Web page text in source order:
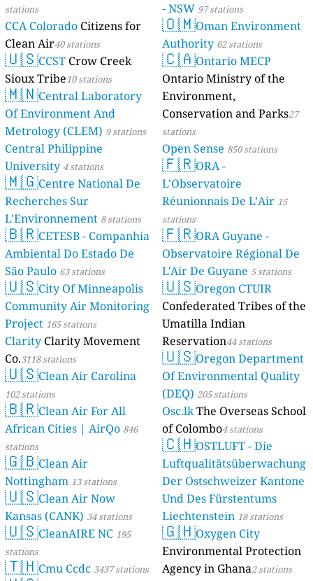
stations
CCA Colorado Citizens for
Clean Air40 stations
🇺🇸CCST Crow Creek
Sioux Tribe10 stations
🇲🇳Central Laboratory
Of Environment And
Metrology (CLEM) 9 stations
Central Philippine
University 4 stations
🇲🇬Centre National De
Recherches Sur
L'Environnement 8 stations
🇧🇷CETESB - Companhia
Ambiental Do Estado De
São Paulo 63 stations
🇺🇸City Of Minneapolis
Community Air Monitoring
Project 165 stations
Clarity Clarity Movement
Co.3118 stations
🇺🇸Clean Air Carolina
102 stations
🇧🇷Clean Air For All
African Cities | AirQo 846
stations
🇬🇧Clean Air
Nottingham 13 stations
🇺🇸Clean Air Now
Kansas (CANK) 34 stations
🇺🇸CleanAIRE NC 195
stations
🇹🇭Cmu Ccdc 3437 stations
- NSW 97 stations
🇴🇲Oman Environment
Authority 62 stations
🇨🇦Ontario MECP
Ontario Ministry of the
Environment,
Conservation and Parks27
stations
Open Sense 850 stations
🇫🇷ORA -
L'Observatoire
Réunionnais De L’Air 15
stations
🇫🇷ORA Guyane -
Observatoire Régional De
L'Air De Guyane 5 stations
🇺🇸Oregon CTUIR
Confederated Tribes of the
Umatilla Indian
Reservation44 stations
🇺🇸Oregon Department
Of Environmental Quality
(DEQ) 205 stations
Osc.lkThe Overseas School
of Colombo4 stations
🇨🇭OSTLUFT - Die
Luftqualitätsüberwachung
Der Ostschweizer Kantone
Und Des Fürstentums
Liechtenstein 18 stations
🇬🇭Oxygen City
Environmental Protection
Agency in Ghana2 stations